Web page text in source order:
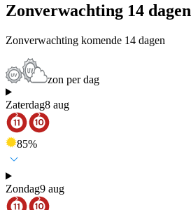
Zonverwachting 14 dagen
Zonverwachting komende 14 dagen
zon per dag
Zaterdag8 aug
85%
Zondag9 aug